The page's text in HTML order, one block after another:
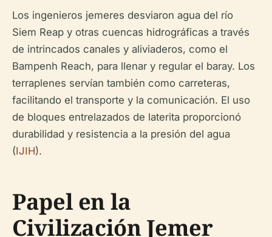
Los ingenieros jemeres desviaron agua del río
Siem Reap y otras cuencas hidrográficas a través
de intrincados canales y aliviaderos, como el
Bampenh Reach, para llenar y regular el baray. Los
terraplenes servían también como carreteras,
facilitando el transporte y la comunicación. El uso
de bloques entrelazados de laterita proporcionó
durabilidad y resistencia a la presión del agua
(IJIH).
Papel en la
Civilización Jemer